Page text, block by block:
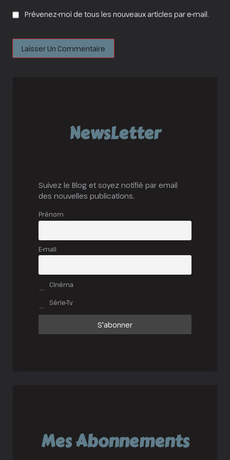
Prévenez-moi de tous les nouveaux articles par e-mail.
NewsLetter
Suivez le Blog et soyez notifié par email
des nouvelles publications.
Prénom
E-mail
Cinéma
Série-Tv
Mes Abonnements